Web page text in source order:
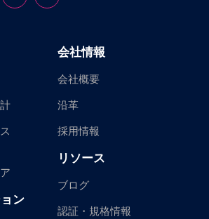
ン
会社情報
会社概要
沿革
採用情報
リソース
ブログ
認証・規格情報